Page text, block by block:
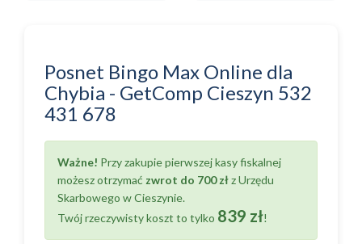
Posnet Bingo Max Online dla
Chybia - GetComp Cieszyn 532
431 678
Ważne! Przy zakupie pierwszej kasy fiskalnej
możesz otrzymać zwrot do 700 złz Urzędu
Skarbowego w Cieszynie.
Twój rzeczywisty koszt to tylko 839 zł!